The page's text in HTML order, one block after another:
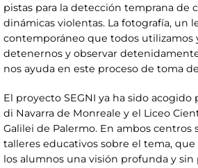
pistas para la detección temprana de
dinámicas violentas. La fotografía, un
contemporáneo que todos utilizamos
detenernos y observar
nos ayuda en este proceso de toma
El proyecto SEGNI ya ha sido acogido
di Navarra de Monreale y el Liceo
Galilei de Palermo. En ambos centros
talleres educativos sobre el tema,
los alumnos una visión profunda y